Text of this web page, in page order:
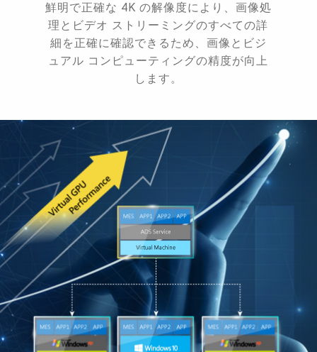
鮮明で正確な 4K の解像度により、画像処
理とビデオ ストリーミングのすべての詳
細を正確に確認できるため、画像とビジ
ュアル コンピューティングの精度が向上
します。